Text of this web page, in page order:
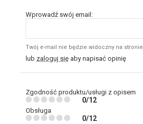
Wprowadź swój email:
Twój e-mail nie będzie widoczny na stronie
lub zaloguj się aby napisać opinię
Zgodność produktu/usługi z opisem
0/12
Obsługa
0/12